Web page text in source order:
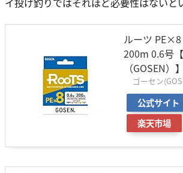
ルーツ
200m 0.6号
（GOSEN）】
ゴーセン
公式サイト
楽天市場